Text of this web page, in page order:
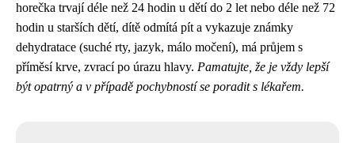
horečka trvají déle než 24 hodin u dětí do 2 let nebo déle než 72
hodin u starších dětí, dítě odmítá pít a vykazuje známky
dehydratace (suché rty, jazyk, málo močení), má průjem s
příměsí krve, zvrací po úrazu hlavy. Pamatujte, že je vždy lepší
být opatrný a v případě pochybností se poradit s lékařem.